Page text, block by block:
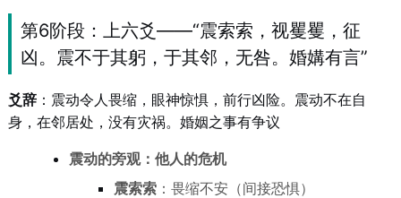
第6阶段：上六爻——“震索索，视矍矍，征
凶。震不于其躬，于其邻，无咎。婚媾有言”
爻辞：震动令人畏缩，眼神惊惧，前行凶险。震动不在自
身，在邻居处，没有灾祸。婚姻之事有争议
震动的旁观：他人的危机
震索索：畏缩不安（间接恐惧）